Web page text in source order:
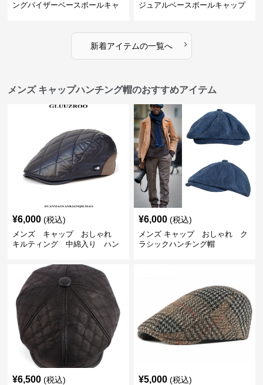
ングバイザーベースボールキャ
ジュアルベースボールキャップ
新着アイテムの一覧へ ›
メンズ キャップハンチング帽のおすすめアイテム
¥6,000 (税込)
メンズ キャップ おしゃれ
キルティング 中綿入り ハン
¥6,000 (税込)
メンズ キャップ おしゃれ ク
ラシックハンチング帽
¥6,500 (税込) ¥5,000 (税込)